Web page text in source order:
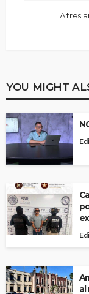
A tres
YOU MIGHT
al